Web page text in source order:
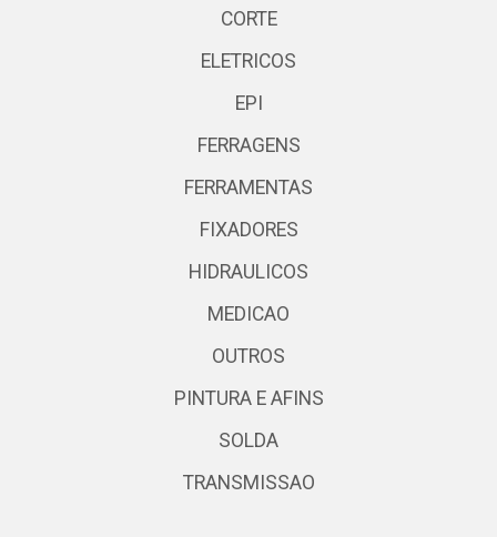
CORTE
ELETRICOS
EPI
FERRAGENS
FERRAMENTAS
FIXADORES
HIDRAULICOS
MEDICAO
OUTROS
PINTURA E AFINS
SOLDA
TRANSMISSAO